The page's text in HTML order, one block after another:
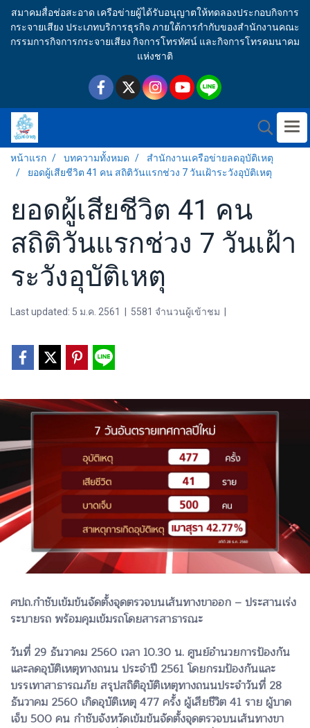
สมาคมสื่อช่อสะอาด เครือข่ายผู้ได้รับอนุญาตให้ทดลองประกอบกิจการ
กระจายเสียง ประเภทบริการธุรกิจ ภายใต้การกำกับของสำนักงานคณะ
กรรมการกิจการกระจายเสียง กิจการโทรทัศน์ และกิจการโทรคมนาคม
แห่งชาติ
หน้าแรก บทความทั้งหมด
สำนักงานเครือข่ายลดอุบัติเหตุ
ยอดผู้เสียชีวิต 41 คน สถิติวันแรกช่วง 7 วันเฝ้าระวังอุบัติเหตุ
ยอดผู้เสียชีวิต 41 คน
สถิติวันแรกช่วง 7 วันเฝ้า
ระวังอุบัติเหตุ
Last updated: 5 ม.ค. 2561 5581 จำนวนผู้เข้าชม
ศปถ.กำชับเข้มข้นจัดตั้งจุดตรวจบนเส้นทางขาออก – ประสานเร่ง
ระบายรถ พร้อมคุมเข้มรถโดยสารสาธารณะ
วันที่ 29 ธันวาคม 2560 เวลา 10.30 น. ศูนย์อำนวยการป้องกัน
และลดอุบัติเหตุทางถนน ประจำปี 2561 โดยกรมป้องกันและ
บรรเทาสาธารณภัย สรุปสถิติอุบัติเหตุทางถนนประจำวันที่ 28
ธันวาคม 2560 เกิดอุบัติเหตุ 477 ครั้ง ผู้เสียชีวิต 41 ราย ผู้บาด
เจ็บ 500 คน กำชับจังหวัดเข้มข้นจัดตั้งจุดตรวจบนเส้นทางขา